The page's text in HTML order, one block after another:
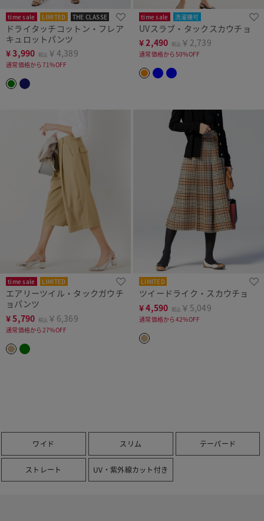
time sale LIMITED THE CLASSE
ドライタッチコットン・フレア
キュロットパンツ
¥3,990 税込 ￥4,389
通常価格から71%OFF
time sale 洗濯機可
UVスラブ・タックスカウチョ
¥2,490 税込 ￥2,739
通常価格から50%OFF
time sale LIMITED
エアリーツイル・タックガウチ
ョパンツ
¥5,790 税込 ￥6,369
通常価格から27%OFF
LIMITED
ツイードライク・スカウチョ
¥4,590 税込 ￥5,049
通常価格から42%OFF
ワイド スリム テーパード
ストレート UV・紫外線カット付き